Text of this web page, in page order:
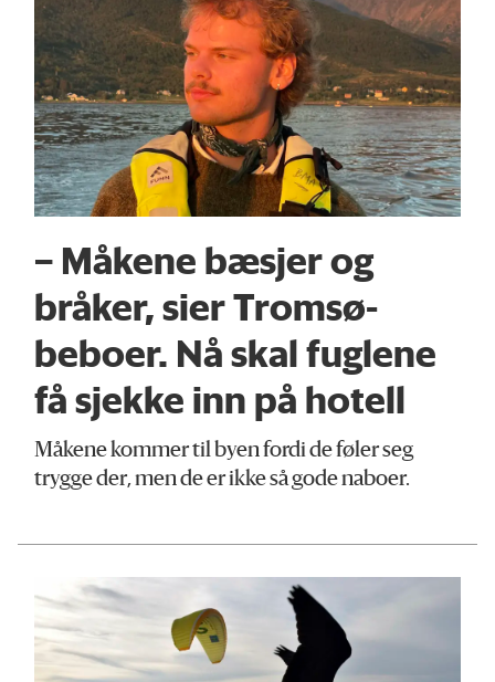
– Måkene bæsjer og
bråker, sier Tromsø-
beboer. Nå skal fuglene
få sjekke inn på hotell
Måkene kommer til byen fordi de føler seg
trygge der, men de er ikke så gode naboer.